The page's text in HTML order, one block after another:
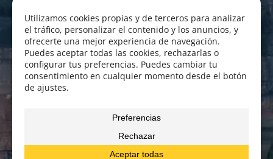
¿Qué dificultad tiene el recorrido
a pie? ¿Hay una edad máxima?
¿Necesito bastones?
¿Disponéis de alzadores?